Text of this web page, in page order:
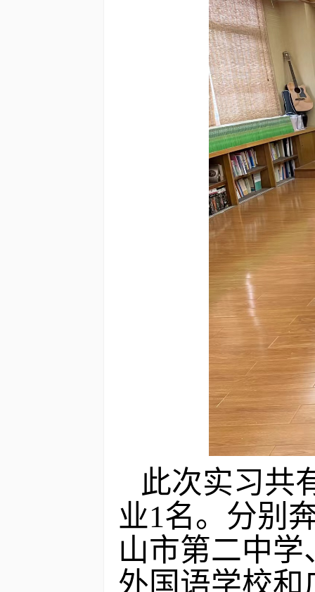
此次实习共
业1名。分别
山市第二中
外国语学校